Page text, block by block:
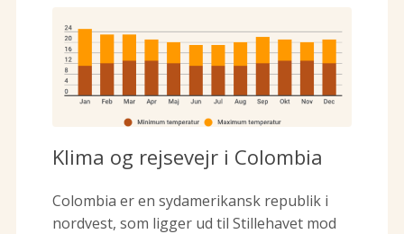
Klima og rejsevejr i Colombia
Colombia er en sydamerikansk republik i
nordvest, som ligger ud til Stillehavet mod